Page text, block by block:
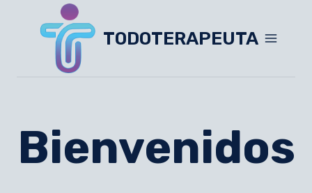
TODOTERAPEUTA
Bienvenidos